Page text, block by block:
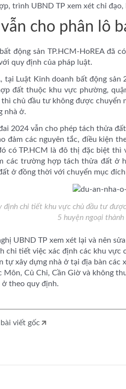
trình UBND TP xem xét chỉ
cho phân lô
động sản TP.HCM-HoREA đã
quy định của pháp luật.
tại Luật Kinh doanh bất động
đất thuộc khu vực phường,
chủ đầu tư không được chuyển
nhà ở.
2024 vẫn cho phép tách thửa
đảm các nguyên tắc, điều kiện
có TP.HCM là đô thị đặc biệt
các trường hợp tách thửa đất ở
ở đồng thời với chuyển mục
định chi tiết khu vực chủ đầu tư
5 huyện ngoại
UBND TP xem xét lại và nên
chi tiết việc xác định các khu vực
tự xây dựng nhà ở tại địa bàn
Môn, Củ Chi, Cần Giờ và không
ở theo quy định.
viết gốc